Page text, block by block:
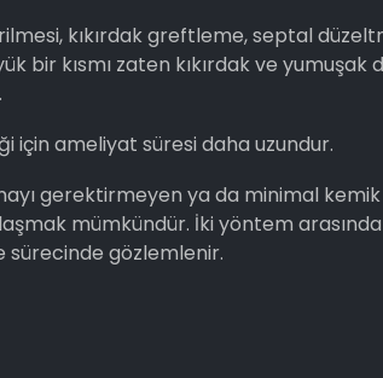
kıkırdak greftleme, septal
bir kısmı zaten kıkırdak ve yumuşak
için ameliyat süresi daha uzundur.
gerektirmeyen ya da minimal kemik
mümkündür. İki yöntem
sürecinde gözlemlenir.